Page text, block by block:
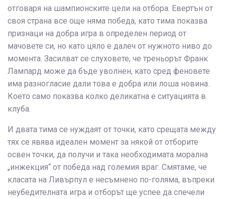
отговаря на шампионските цели на отбора. Евертън от
своя страна все още няма победа, като тима показва
признаци на добра игра в определен период от
мачовете си, но като цяло е далеч от нужното ниво до
момента. Засилват се слуховете, че треньорът Франк
Лампард може да бъде уволнен, като сред феновете
има разногласие дали това е добра или лоша новина.
Което само показва колко деликатна е ситуацията в
клуба.
И двата тима се нуждаят от точки, като срещата между
тях се явява идеален момент за някой от отборите
освен точки, да получи и така необходимата морална
„инжекция“ от победа над големия враг. Смятаме, че
класата на Ливърпул е несъмнено по-голяма, въпреки
неубедителната игра и отборът ще успее да спечели